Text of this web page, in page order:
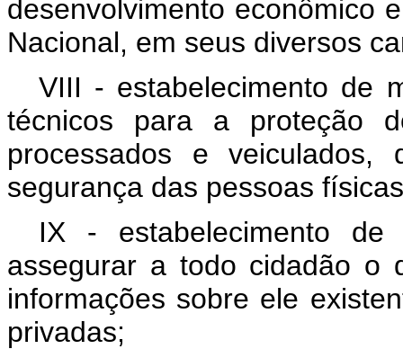
desenvolvimento econômico
Nacional, em seus diversos
VIII - estabelecimento de
técnicos para a proteção
processados e
segurança das pessoas
IX - estabelecimento de
assegurar a todo cidadão o
informações sobre ele
privadas;